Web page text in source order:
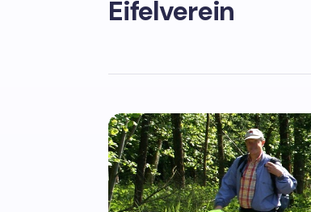
Eifelverein